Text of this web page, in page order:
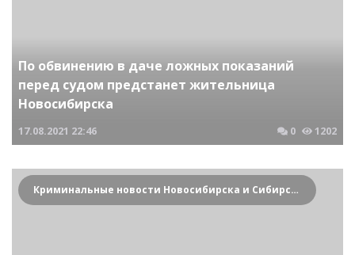
По обвинению в даче ложных показаний
перед судом предстанет жительница
Новосибирска
17.08.2021 22:46 0 1202
Криминальные новости Новосибирска и Сибирского региона